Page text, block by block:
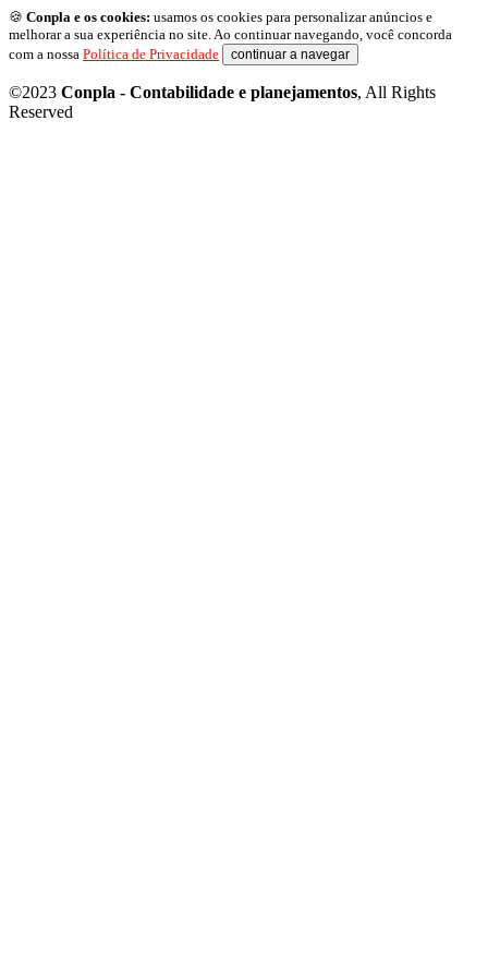
🍪 Conpla e os cookies: usamos os cookies para personalizar anúncios e
melhorar a sua experiência no site. Ao continuar navegando, você concorda
com a nossa Política de Privacidade continuar a navegar
©2023 Conpla - Contabilidade e planejamentos, All Rights
Reserved